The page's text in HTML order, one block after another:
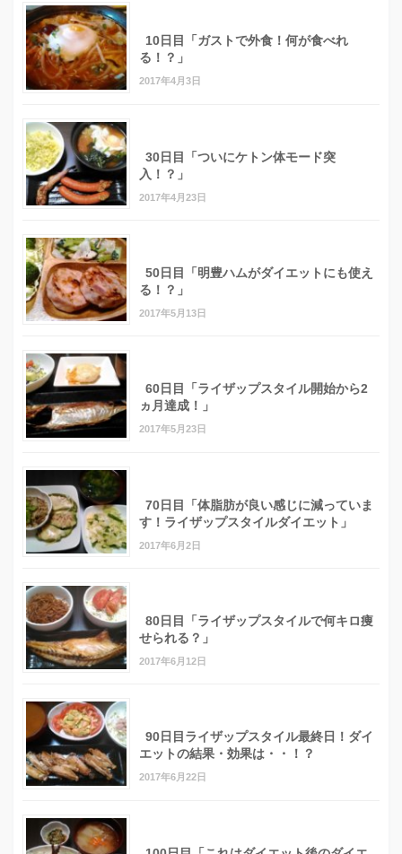
10日目「ガストで外食！何が食べれ
る！？」
2017年4月3日
30日目「ついにケトン体モード突
入！？」
2017年4月23日
50日目「明豊ハムがダイエットにも使え
る！？」
2017年5月13日
60日目「ライザップスタイル開始から2
ヵ月達成！」
2017年5月23日
70日目「体脂肪が良い感じに減っていま
す！ライザップスタイルダイエット」
2017年6月2日
80日目「ライザップスタイルで何キロ痩
せられる？」
2017年6月12日
90日目ライザップスタイル最終日！ダイ
エットの結果・効果は・・！？
2017年6月22日